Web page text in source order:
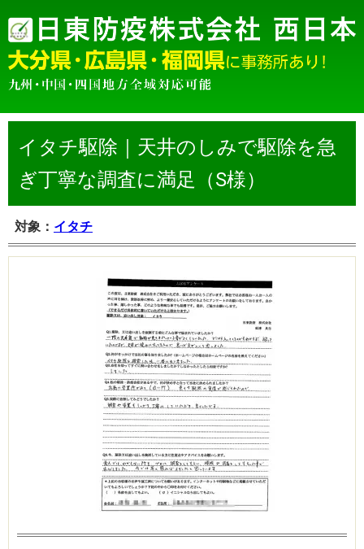
イタチ駆除｜天井のしみで駆除を急
ぎ丁寧な調査に満足（S様）
対象： イタチ